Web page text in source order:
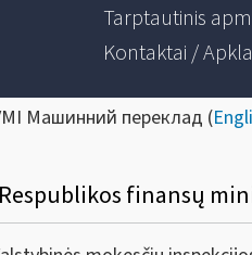
Tarptautinis
Kontaktai /
Машинний переклад (